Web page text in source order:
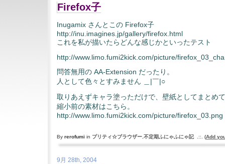
Firefox子
Inugamix さんとこの Firefox子
http://inu.imagines.jp/gallery/firefox.html
これを私が描いたらどんな感じかといったテスト
http://www.limo.fumi2kick.com/picture/
問答無用の AA-Extension だったり。
人として色々とすみません ＿|￣|○
取りあえずキャラ塗っただけで、壁紙としてまとめ
縮小前の素材はこちら。
http://www.limo.fumi2kick.com/picture/firefox_03.png
By rerofumi in プリティ☆ブラウザー 不定期ふにゃふにゃ記.::. (Add
9月 28th, 2004